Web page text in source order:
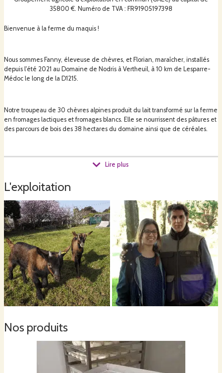
35800 €. Numéro de TVA : FR91905197398
Bienvenue à la ferme du maquis !
Nous sommes Fanny, éleveuse de chèvres, et Florian, maraîcher, installés
depuis l'été 2021 au Domaine de Nodris à Vertheuil, à 10 km de Lesparre-
Médoc le long de la D1215.
Notre troupeau de 30 chèvres alpines produit du lait transformé sur la ferme
en fromages lactiques et fromages blancs. Elle se nourrissent des pâtures et
des parcours de bois des 38 hectares du domaine ainsi que de céréales.
Notre production saisonnée de légumes diversifiés se fait tout au long de
l'année sur une surface de 7000 m² en limitant le travail du sol afin de
Nous pronons les circuits courts en commercialisant notamment nos produits
sur la ferme et via les AMAPs médocaines.
Tous nos produits sont issus de l'agriculture biologique.
Lire plus
L'exploitation
Nos produits